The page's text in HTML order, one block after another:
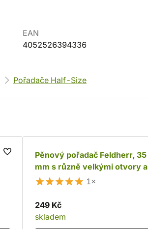
EAN
4052526394336
Pořadače Half-Size
Pěnový pořadač Feldherr, 35
mm s různě velkými otvory a
dnem
1×
249 Kč
skladem